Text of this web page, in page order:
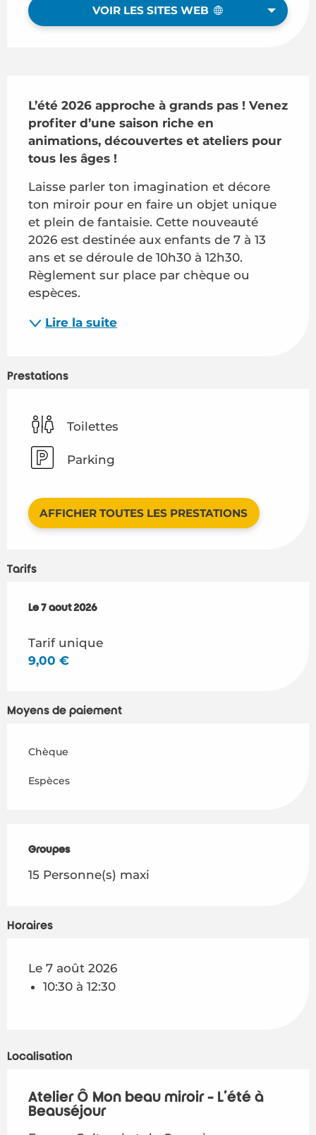
VOIR LES SITES WEB
L’été 2026 approche à grands pas ! Venez
profiter d’une saison riche en
animations, découvertes et ateliers pour
tous les âges !
Laisse parler ton imagination et décore
ton miroir pour en faire un objet unique
et plein de fantaisie. Cette nouveauté
2026 est destinée aux enfants de 7 à 13
ans et se déroule de 10h30 à 12h30.
Règlement sur place par chèque ou
espèces.
Lire la suite
Prestations
Toilettes
Parking
AFFICHER TOUTES LES PRESTATIONS
Tarifs
Le7 août 2026
Le7 août 2026
Tarif unique
9,00 €
Moyens de paiement
Chèque
Espèces
Groupes
Groupes
15 Personne(s) maxi
Horaires
Le 7 août 2026
10:30 à 12:30
Localisation
Atelier Ô Mon beau miroir - L'été à
Beauséjour